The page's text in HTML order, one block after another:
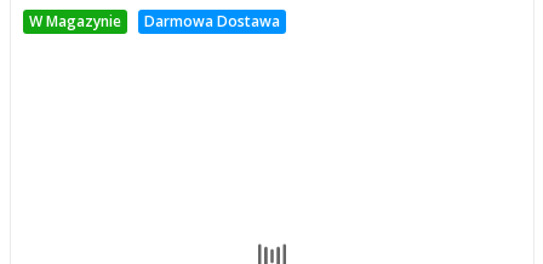
W Magazynie Darmowa Dostawa